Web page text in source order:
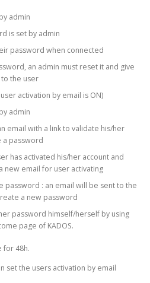
admin
is set by admin
password when connected
an admin must reset it and give
the user
activation by email is ON)
admin
email with a link to validate his/her
a password
has activated his/her account and
new email for user activating
password : an email will be sent to the
a new password
password himself/herself by using
page of KADOS.
for 48h.
set the users activation by email